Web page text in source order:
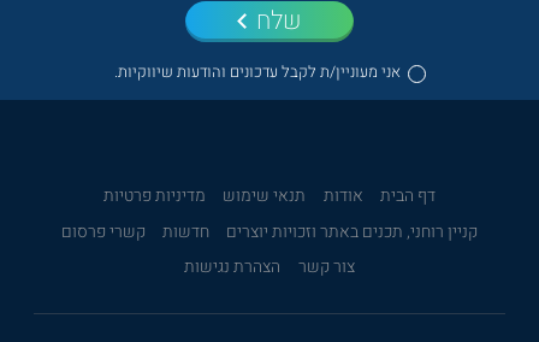
אני מעוניין/ת לקבל עדכונים והודעות שיווקיות.
שלח
דף הבית אודות תנאי שימוש
מדיניות פרטיות
קניין רוחני, תכנים באתר וזכויות יוצרים
חדשות
קשרי פרסום
צור קשר
הצהרת נגישות